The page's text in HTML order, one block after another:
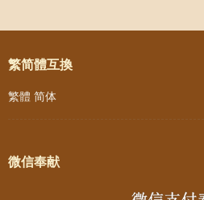
Post navigation
繁简體互換
繁體 简体
微信奉献